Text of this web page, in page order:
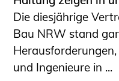
Die diesjährige
Bau NRW stand
und Ingenieure in ...